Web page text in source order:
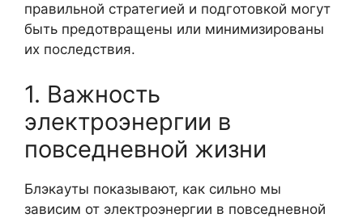
правильной стратегией и подготовкой могут
быть предотвращены или минимизированы
их последствия.
1. Важность
электроэнергии в
повседневной жизни
Блэкауты показывают, как сильно мы
зависим от электроэнергии в повседневной